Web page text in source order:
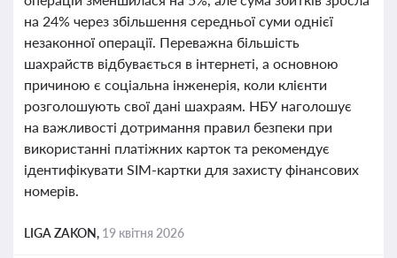
на 24% через збільшення середньої суми однієї
незаконної операції. Переважна більшість
шахрайств відбувається в інтернеті, а основною
причиною є соціальна інженерія, коли клієнти
розголошують свої дані шахраям. НБУ наголошує
на важливості дотримання правил безпеки при
використанні платіжних карток та рекомендує
ідентифікувати SIM-картки для захисту фінансових
номерів.
LIGA ZAKON, 19 квітня 2026